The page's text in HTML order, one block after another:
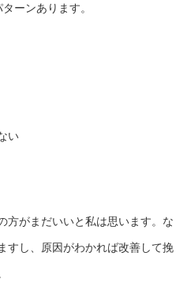
ーンあります。
い
方がまだいいと私は思います。な
すし、原因がわかれば改善して挽